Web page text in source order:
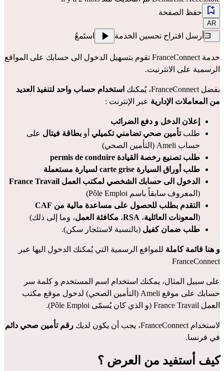
حفظ الصفحة
AR
أرسل اقتراح تحسين الخدمة استَمعُ
الرسمية على الانترنيت.
بفضل FranceConnect، يُمكنك
من المعاملات الإدارية عبر الإنترنت :
إعلان الدخل و دفع الضرائب
طلب تأمين صحي تضامني تكميلي أو بطاقة فيتال
حساب Ameli (التأمين الصحي)
طلب تصنيع رخصة القيادة permis de conduire
طلب أوراق السيارة carte grise لسيارة مستعملة
الدخول الى حسابك الشخصي لمكتب العمل France Travail
(المعروف سابقاً باسم Pôle Emploi)
التقدم بطلب للحصول على مساعدة مالية من CAF
( المعونات العائلية، RSA، مكافئة العمل، وما إلى ذلك)
طلب ضمان كفيل (بالنسبة لاستئجار سكن).
و هنا قائمة كاملة
FranceConnect
العمل France Travail (و الذي كان يُسمّى Pôle Emploi).
لاستخدام FranceConnect، يجب أن يكون لديك
رقم تأمين صحي دائم
في فرنسا.
كيف أستفيد من العرض ؟